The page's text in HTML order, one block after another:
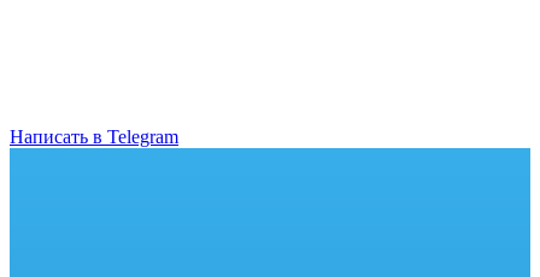
Написать в Telegram